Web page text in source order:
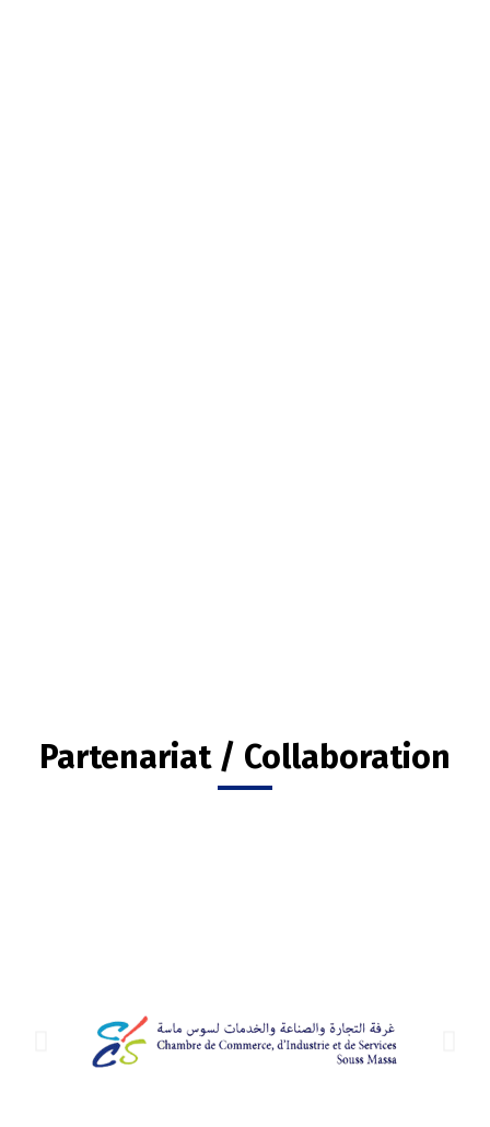
Partenariat / Collaboration